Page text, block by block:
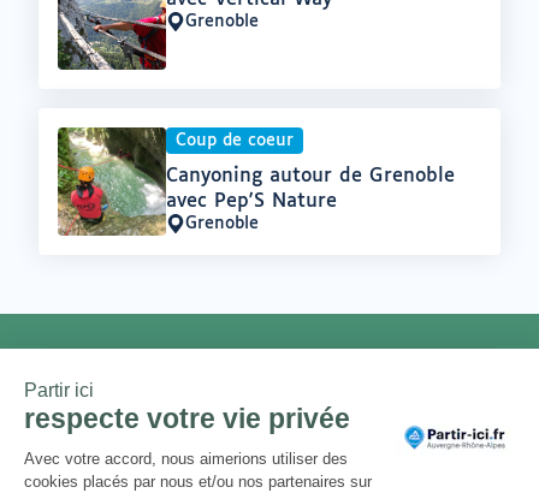
Lieu
:
Grenoble
Coup de coeur
Offre
:
Canyoning autour de Grenoble
avec Pep'S Nature
LieuGrenoble
Chaque mois, un thème et une
sélection d'adresses locales et
engagées. Inscrivez-vous à notre